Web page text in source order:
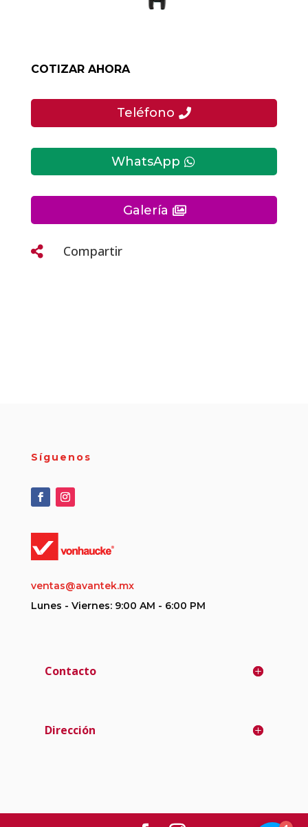
COTIZAR AHORA
Teléfono
WhatsApp
Galería
 Compartir
Síguenos
ventas@avantek.mx
Lunes - Viernes: 9:00 AM - 6:00 PM
Contacto
Dirección